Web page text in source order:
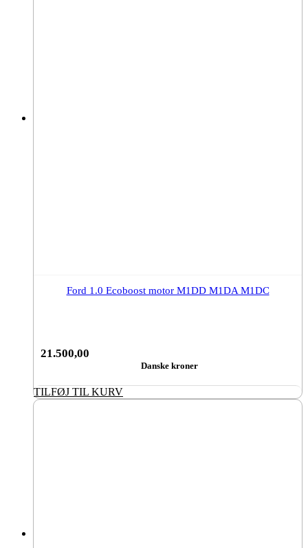
Ford 1.0 Ecoboost motor M1DD M1DA M1DC
21.500,00
Danske kroner
TILFØJ TIL KURV